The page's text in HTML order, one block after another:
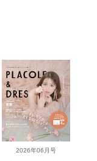
2026年06月号